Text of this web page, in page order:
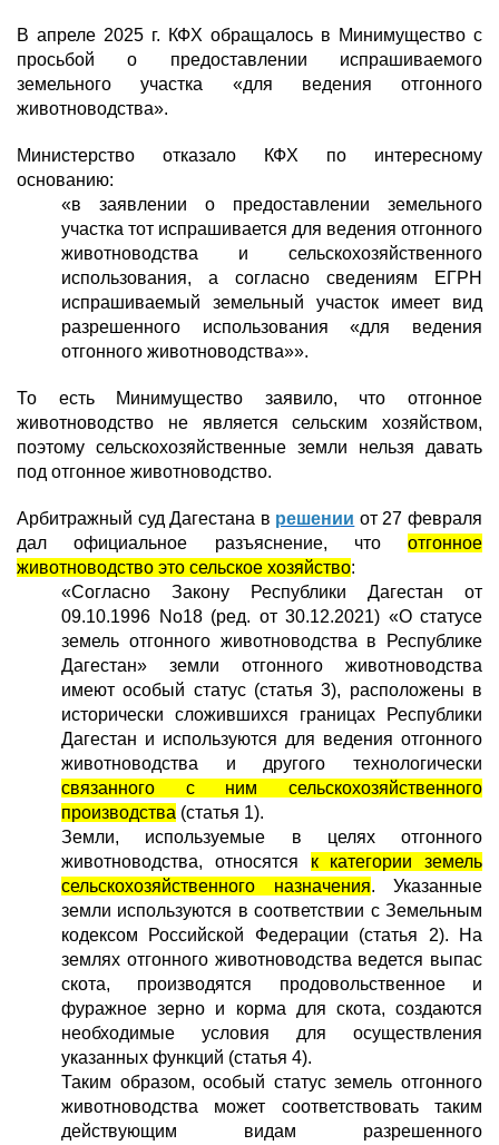
В апреле 2025 г. КФХ обращалось в Минимущество с
просьбой о предоставлении испрашиваемого
земельного участка «для ведения отгонного
животноводства».
Министерство отказало КФХ по интересному
основанию:
«в заявлении о предоставлении земельного
участка тот испрашивается для ведения отгонного
животноводства и сельскохозяйственного
использования, а согласно сведениям ЕГРН
испрашиваемый земельный участок имеет вид
разрешенного использования «для ведения
отгонного животноводства»».
То есть Минимущество заявило, что отгонное
животноводство не является сельским хозяйством,
поэтому сельскохозяйственные земли нельзя давать
под отгонное животноводство.
Арбитражный суд Дагестана в решении от 27 февраля
дал официальное разъяснение, что отгонное
животноводство это сельское хозяйство:
«Согласно Закону Республики Дагестан от
09.10.1996 No18 (ред. от 30.12.2021) «О статусе
земель отгонного животноводства в Республике
Дагестан» земли отгонного животноводства
имеют особый статус (статья 3), расположены в
исторически сложившихся границах Республики
Дагестан и используются для ведения отгонного
животноводства и другого технологически
связанного с ним сельскохозяйственного
производства (статья 1).
Земли, используемые в целях отгонного
животноводства, относятся к категории земель
сельскохозяйственного назначения. Указанные
земли используются в соответствии с Земельным
кодексом Российской Федерации (статья 2). На
землях отгонного животноводства ведется выпас
скота, производятся продовольственное и
фуражное зерно и корма для скота, создаются
необходимые условия для осуществления
указанных функций (статья 4).
Таким образом, особый статус земель отгонного
животноводства может соответствовать таким
действующим видам разрешенного